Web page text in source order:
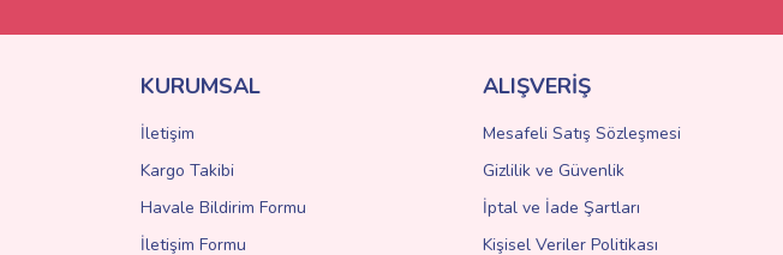
Bu ürüne benzer farklı alternatifler olmalı.
KURUMSAL
İletişim
Kargo Takibi
Havale Bildirim Formu
İletişim Formu
ALIŞVERİŞ
Mesafeli Satış Sözleşmesi
Gizlilik ve Güvenlik
İptal ve İade Şartları
Kişisel Veriler Politikası